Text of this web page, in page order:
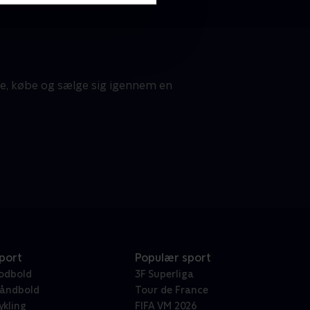
købe og sælge sig igennem en
Populær sport
3F Superliga
Tour de France
FIFA VM 2026